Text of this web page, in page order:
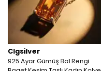
Clgsilver
925 Ayar Gümüş Bal Rengi